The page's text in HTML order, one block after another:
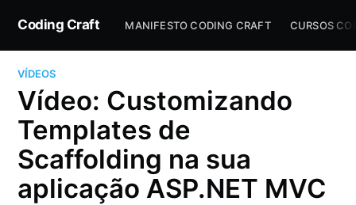
Coding Craft MANIFESTO CODING CRAFT CURSOS
VÍDEOS
Vídeo: Customizando
Templates de
Scaffolding na sua
aplicação ASP.NET MVC